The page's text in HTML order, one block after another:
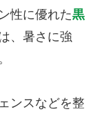
性に優れた黒
、暑さに強
ンスなどを整